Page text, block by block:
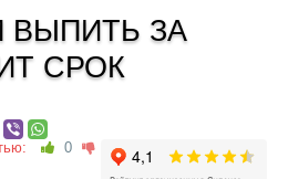
ЗА
СРОК
0